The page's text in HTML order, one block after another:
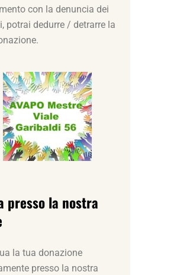
con la denuncia dei
potrai dedurre / detrarre la
presso la nostra
la tua donazione
presso la nostra